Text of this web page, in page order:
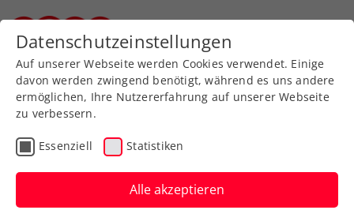
Zurück zur Newsübersicht
Turniere
Zweite Station der
Mürztal Series 2023
Datenschutzeinstellungen
Auf unserer Webseite werden Cookies verwendet. Einige
davon werden zwingend benötigt, während es uns andere
ermöglichen, Ihre Nutzererfahrung auf unserer Webseite
zu verbessern.
Essenziell Statistiken
Alle akzeptieren